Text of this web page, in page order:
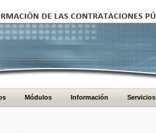
Módulos Información Servicios